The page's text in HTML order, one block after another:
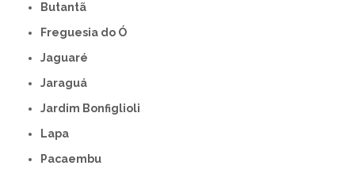
Butantã
Freguesia do Ó
Jaguaré
Jaraguá
Jardim Bonfiglioli
Lapa
Pacaembu